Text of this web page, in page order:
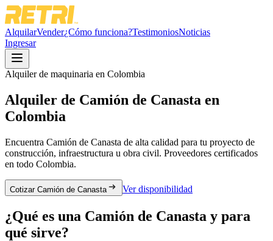
AlquilarVender¿Cómo funciona?TestimoniosNoticias
Ingresar
Alquiler de maquinaria en Colombia
Alquiler de Camión de Canasta en
Colombia
Encuentra Camión de Canasta de alta calidad para tu proyecto de
construcción, infraestructura u obra civil. Proveedores certificados
en todo Colombia.
Cotizar Camión de Canasta Ver disponibilidad
¿Qué es una Camión de Canasta y para
qué sirve?